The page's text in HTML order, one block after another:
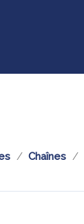
Chaînes